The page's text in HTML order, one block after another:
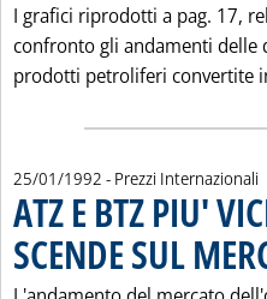
I grafici riprodotti a pag. 17,
confronto gli andamenti delle
prodotti petroliferi convertite
25/01/1992 - Prezzi Internazionali
ATZ E BTZ PIU'
SCENDE SUL